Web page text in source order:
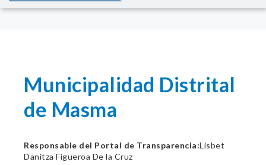
Municipalidad Distrital
de Masma
Responsable del Portal de Transparencia:Lisbet
Danitza Figueroa De la Cruz